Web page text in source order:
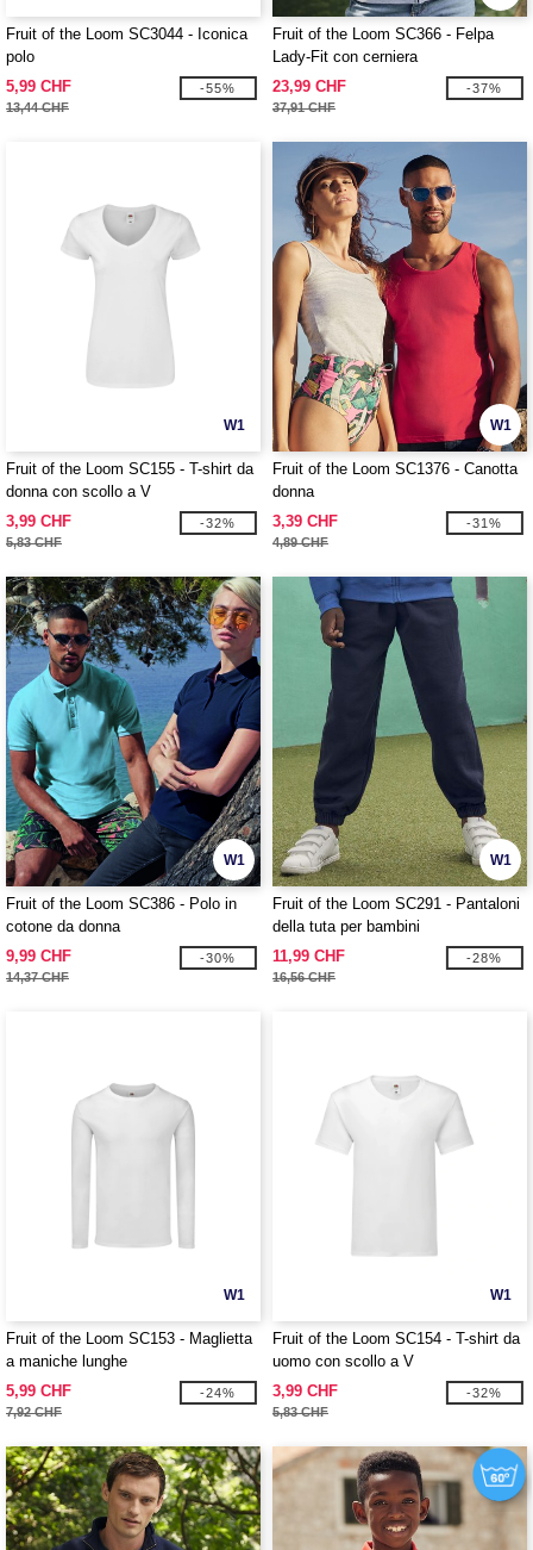
Fruit of the Loom SC3044 - Iconica
polo
5,99 CHF
13,44 CHF
-55%
Fruit of the Loom SC366 - Felpa
Lady-Fit con cerniera
23,99 CHF
37,91 CHF
-37%
W1
Fruit of the Loom SC155 - T-shirt da
donna con scollo a V
3,99 CHF
5,83 CHF
-32%
W1
Fruit of the Loom SC1376 - Canotta
donna
3,39 CHF
4,89 CHF
-31%
W1
Fruit of the Loom SC386 - Polo in
cotone da donna
9,99 CHF
14,37 CHF
-30%
W1
Fruit of the Loom SC291 - Pantaloni
della tuta per bambini
11,99 CHF
16,56 CHF
-28%
W1
Fruit of the Loom SC153 - Maglietta
a maniche lunghe
5,99 CHF
7,92 CHF
-24%
W1
Fruit of the Loom SC154 - T-shirt da
uomo con scollo a V
3,99 CHF
5,83 CHF
-32%